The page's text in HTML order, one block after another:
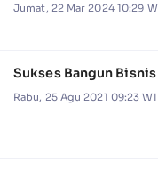
Jumat, 22 Mar 2024 10:29
Sukses Bangun
Rabu, 25 Agu 2021 09:23